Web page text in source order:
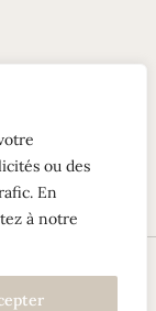
ou des
En
à notre
–Créez votre site